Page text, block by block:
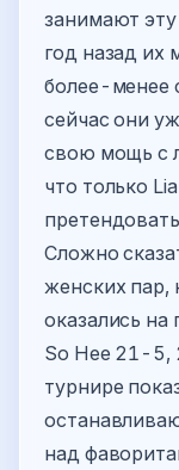
занимают
год назад их
более-менее
сейчас они
свою мощь с
что только
Сложно
женских пар,
оказались на
So Hee 21-5,
турнире
над